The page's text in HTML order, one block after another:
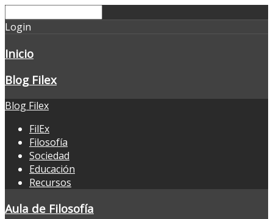
Login
Inicio
Blog Filex
Blog Filex
FilEx
Filosofía
Sociedad
Educación
Recursos
Aula de Filosofía